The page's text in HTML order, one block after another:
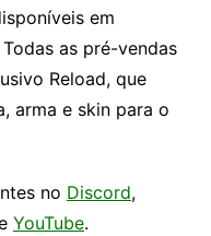
em
Todas as pré-vendas
Reload, que
arma e skin para o
no Discord,
YouTube.